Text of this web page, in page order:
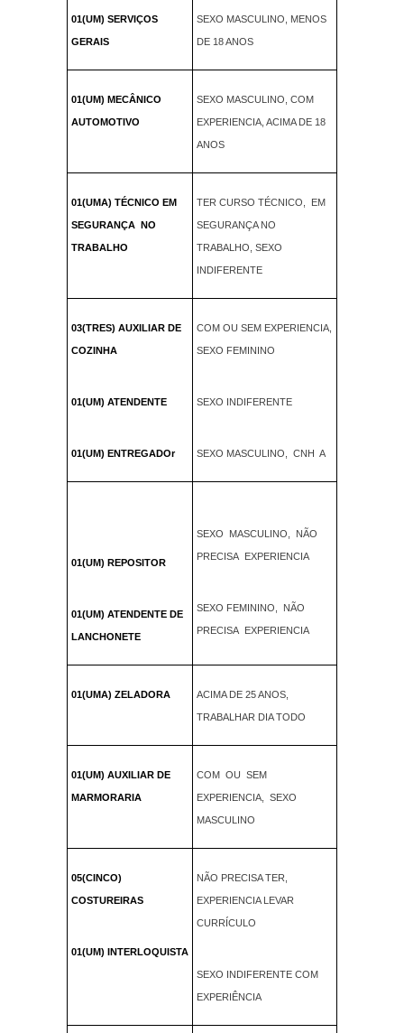
01(UM) SERVIÇOS
GERAIS
SEXO MASCULINO, MENOS
DE 18 ANOS
01(UM) MECÂNICO
AUTOMOTIVO
SEXO MASCULINO, COM
EXPERIENCIA, ACIMA DE 18
ANOS
01(UMA) TÉCNICO EM
SEGURANÇA NO
TRABALHO
TER CURSO TÉCNICO, EM
SEGURANÇA NO
TRABALHO, SEXO
INDIFERENTE
03(TRES) AUXILIAR DE
COZINHA
01(UM) ATENDENTE
01(UM) ENTREGADOr
COM OU SEM EXPERIENCIA,
SEXO FEMININO
SEXO INDIFERENTE
SEXO MASCULINO, CNH A
01(UM) REPOSITOR
01(UM) ATENDENTE DE
LANCHONETE
SEXO MASCULINO, NÃO
PRECISA EXPERIENCIA
SEXO FEMININO, NÃO
PRECISA EXPERIENCIA
01(UMA) ZELADORA ACIMA DE 25 ANOS,
TRABALHAR DIA TODO
01(UM) AUXILIAR DE
MARMORARIA
COM OU SEM
EXPERIENCIA, SEXO
MASCULINO
05(CINCO)
COSTUREIRAS
01(UM) INTERLOQUISTA
NÃO PRECISA TER,
EXPERIENCIA LEVAR
CURRÍCULO
SEXO INDIFERENTE COM
EXPERIÊNCIA